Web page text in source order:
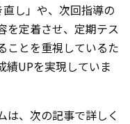
し」や、次回指導の
を定着させ、定期テス
ことを重視しているた
績UPを実現していま
は、次の記事で詳しく